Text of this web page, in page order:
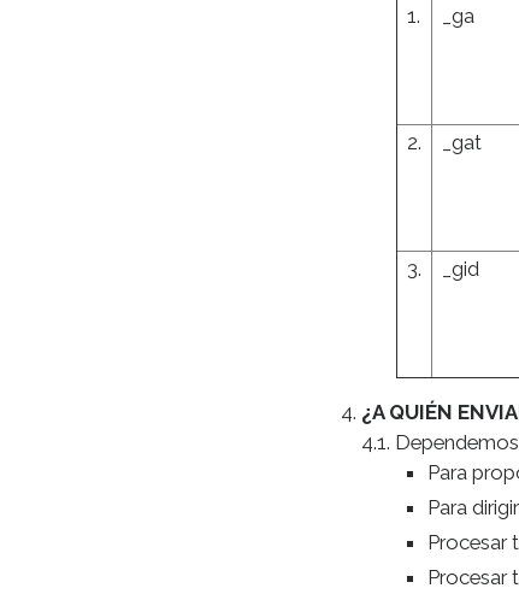
1.
_ga
2. _gat
3. _gid
¿A QUIÉN
Para
Para
Procesar
Procesar